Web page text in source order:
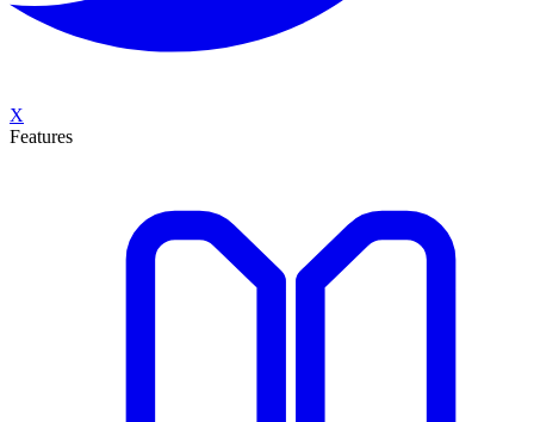
X
Features